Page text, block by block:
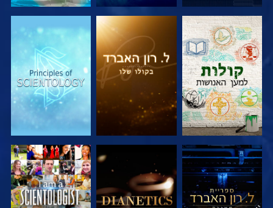
בדוק את הסדרה בדוק את הסדרה בדוק את הסדרה
בדוק את הסדרה בדוק את הסדרה צפה